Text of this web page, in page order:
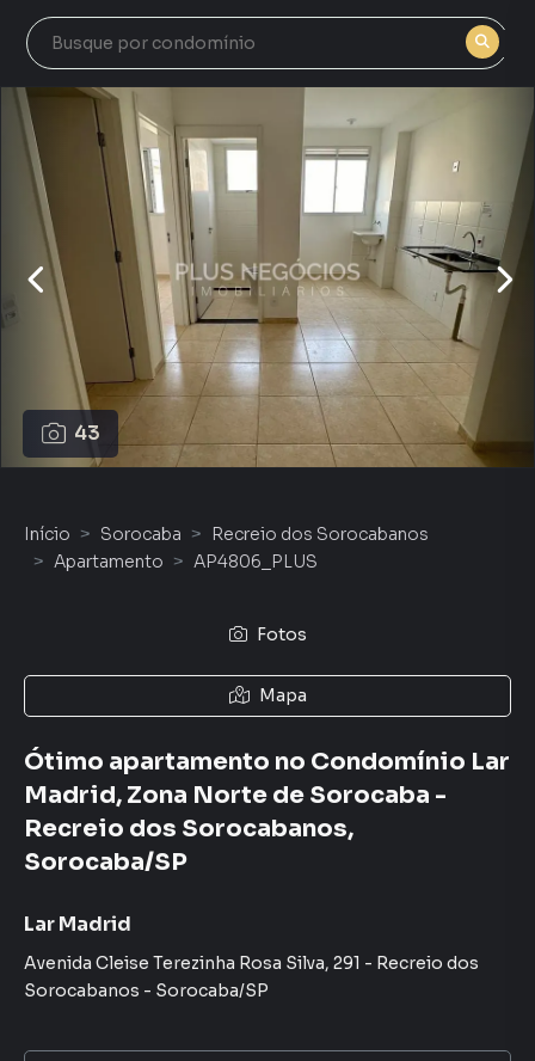
43
Início Sorocaba
Recreio dos Sorocabanos
Apartamento
AP4806_PLUS
Fotos
Mapa
Ótimo apartamento no Condomínio Lar
Madrid, Zona Norte de Sorocaba -
Recreio dos Sorocabanos,
Sorocaba/SP
Lar Madrid
Avenida Cleise Terezinha Rosa Silva, 291 - Recreio dos
Sorocabanos - Sorocaba/SP